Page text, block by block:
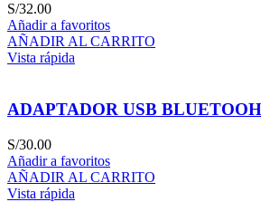
S/32.00
Añadir a favoritos
AÑADIR AL CARRITO
Vista rápida
ADAPTADOR USB
S/30.00
Añadir a favoritos
AÑADIR AL CARRITO
Vista rápida